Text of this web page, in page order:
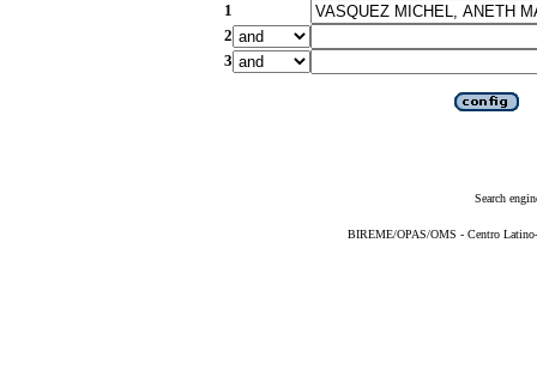
1
2
3
Search
BIREME/OPAS/OMS - Centro Latino-